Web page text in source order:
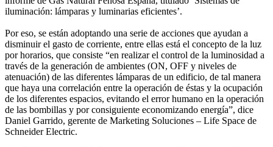
iluminación: lámparas y luminarias eficientes’.
Por eso, se están adoptando una serie de acciones que ayudan a
disminuir el gasto de corriente, entre ellas está el concepto de la luz
por horarios, que consiste “en realizar el control de la luminosidad a
través de la generación de ambientes (ON, OFF y niveles de
atenuación) de las diferentes lámparas de un edificio, de tal manera
que haya una correlación entre la operación de éstas y la ocupación
de los diferentes espacios, evitando el error humano en la operación
de las bombillas y por consiguiente economizando energía”, dice
Daniel Garrido, gerente de Marketing Soluciones – Life Space de
Schneider Electric.